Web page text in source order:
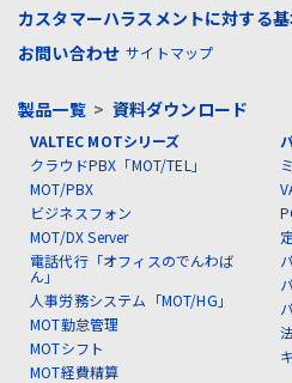
カスタマーハラスメントに対する
お問い合わせ サイトマップ
製品一覧> 資料ダウンロード
VALTEC MOTシリーズ
クラウドPBX「MOT/TEL」
MOT/PBX
ビジネスフォン
MOT/DX Server
電話代行「オフィスのでんわば
ん」
人事労務システム「MOT/HG」
MOT勤怠管理
MOTシフト
MOT経費精算